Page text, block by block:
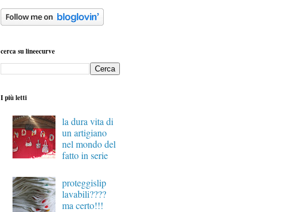
cerca su lineecurve
I più letti
la dura vita di
un artigiano
nel mondo del
fatto in serie
proteggislip
lavabili????
ma certo!!!